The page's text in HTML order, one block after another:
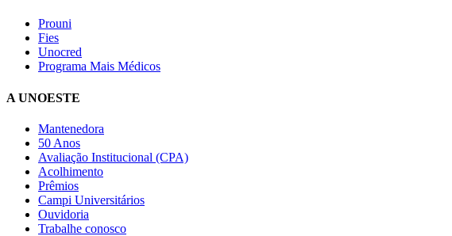
Prouni
Fies
Unocred
Programa Mais Médicos
A UNOESTE
Mantenedora
50 Anos
Avaliação Institucional (CPA)
Acolhimento
Prêmios
Campi Universitários
Ouvidoria
Trabalhe conosco